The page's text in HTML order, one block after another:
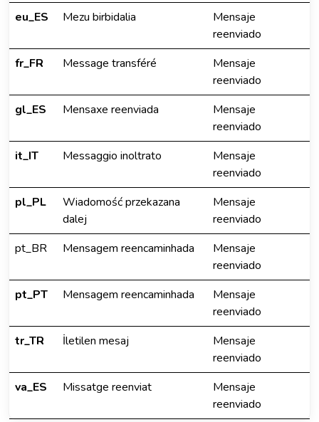
eu_ES
Mezu birbidalia
Mensaje
reenviado
fr_FR
Message transféré
Mensaje
reenviado
gl_ES
Mensaxe reenviada
Mensaje
reenviado
it_IT
Messaggio inoltrato
Mensaje
reenviado
pl_PL
Wiadomość przekazana
dalej
Mensaje
reenviado
pt_BR
Mensagem reencaminhada
Mensaje
reenviado
pt_PT
Mensagem reencaminhada
Mensaje
reenviado
tr_TR
İletilen mesaj
Mensaje
reenviado
va_ES
Missatge reenviat
Mensaje
reenviado